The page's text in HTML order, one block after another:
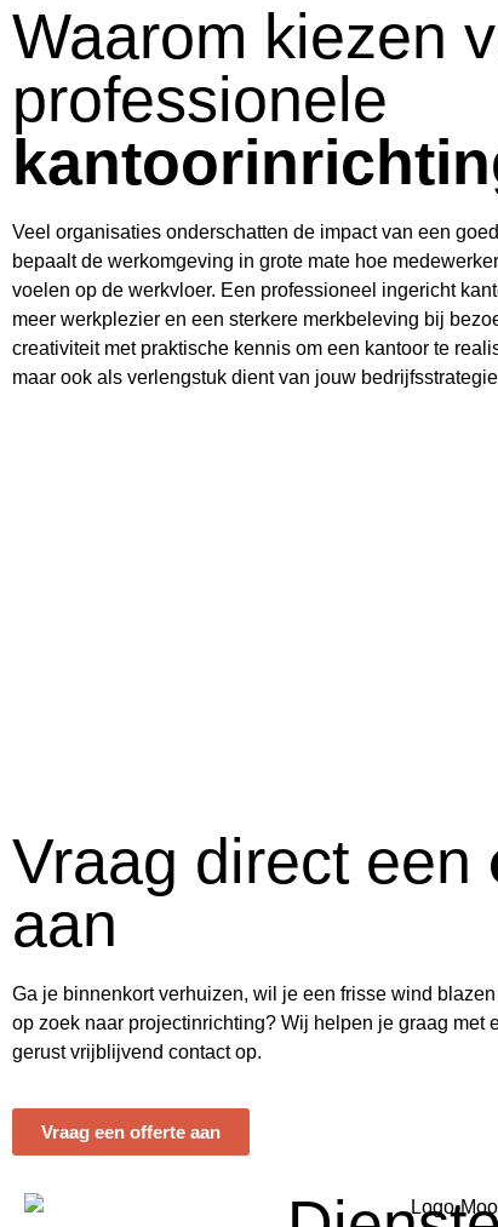
Waarom kiezen
professionele
Veel organisaties onderschatten de impact van een
bepaalt de werkomgeving in grote mate hoe
voelen op de werkvloer. Een professioneel ingericht
meer werkplezier en een sterkere merkbeleving bij
creativiteit met praktische kennis om een kantoor te
maar ook als verlengstuk dient van jouw
Vraag direct een
aan
Ga je binnenkort verhuizen, wil je een frisse wind
op zoek naar projectinrichting? Wij helpen je graag met
gerust vrijblijvend contact op.
Vraag een offerte aan